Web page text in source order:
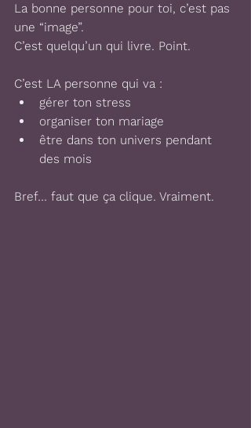
La bonne personne pour toi, c’est pas
une “image”.
C’est quelqu’un qui livre. Point.
C’est LA personne qui va :
gérer ton stress
organiser ton mariage
être dans ton univers pendant
des mois
Bref… faut que ça clique. Vraiment.